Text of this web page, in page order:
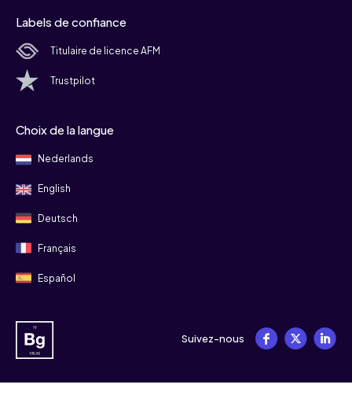
Labels de confiance
Titulaire de licence AFM
Trustpilot
Choix de la langue
Nederlands
English
Deutsch
Français
Español
Suivez-nous